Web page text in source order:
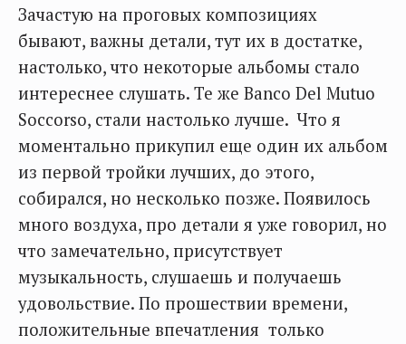
Зачастую на проговых композициях
бывают, важны детали, тут их в достатке,
настолько, что некоторые альбомы стало
интереснее слушать. Те же Banco Del Mutuo
Soccorso, стали настолько лучше. Что я
моментально прикупил еще один их альбом
из первой тройки лучших, до этого,
собирался, но несколько позже. Появилось
много воздуха, про детали я уже говорил, но
что замечательно, присутствует
музыкальность, слушаешь и получаешь
удовольствие. По прошествии времени,
положительные впечатления только